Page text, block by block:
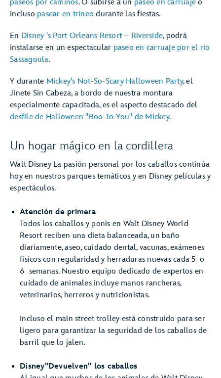
paseos por caminos. O subirse a un paseo en carruaje o
incluso pasear en trineo durante las fiestas.
En Disney 's Port Orleans Resort – Riverside, podrá
instalarse en un espectacular paseo en carruaje por el río
Sassagoula.
Y durante Mickey's Not-So-Scary Halloween Party, el
Jinete Sin Cabeza, a bordo de nuestra montura
especialmente capacitada, es el aspecto destacado del
desfile de Halloween "Boo-To-You" de Mickey.
Un hogar mágico en la cordillera
Walt Disney La pasión personal por los caballos continúa
hoy en nuestros parques temáticos y en Disney películas y
espectáculos.
Atención de primera
Todos los caballos y ponis en Walt Disney World
Resort reciben una dieta balanceada, un baño
diariamente, aseo, cuidado dental, vacunas, exámenes
físicos con regularidad y herraduras nuevas cada 5 o
6 semanas. Nuestro equipo dedicado de expertos en
cuidado de animales incluye manos rancheras,
veterinarios, herreros y nutricionistas.
Incluso el main street trolley está construido para ser
ligero para garantizar la seguridad de los caballos de
barril que lo jalen.
Disney"Devuelven" los caballos